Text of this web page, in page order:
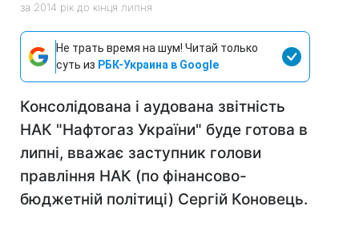
за 2014 рік до кінця липня
Не трать время на шум! Читай только
суть из РБК-Украина в Google
Консолідована і аудована звітність
НАК "Нафтогаз України" буде готова в
липні, вважає заступник голови
правління НАК (по фінансово-
бюджетній політиці) Сергій Коновець.